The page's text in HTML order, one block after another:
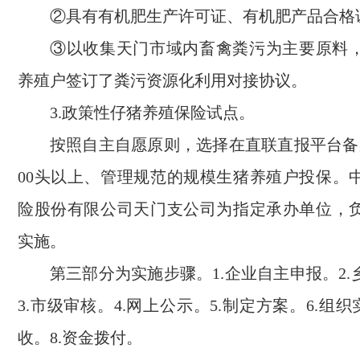
②具有有机肥生产许可证、有机肥产品合格
③以收集天门市域内畜禽粪污为主要原料
养殖户签订了粪污资源化利用对接协议。
3.政策性仔猪养殖保险试点。
按照自主自愿原则，选择在直联直报平台
00头以上、管理规范的规模生猪养殖户投保。
险股份有限公司天门支公司为指定承办单位，
实施。
第三部分为实施步骤。1.企业自主申报。2.
3.市级审核。4.网上公示。5.制定方案。6.组织
收。8.资金拨付。